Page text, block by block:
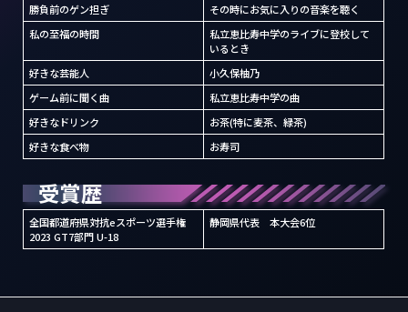
勝負前のゲン担ぎ
その時にお気に入りの音楽を聴く
私の至福の時間
私立恵比寿中学のライブに登校して
いるとき
好きな芸能人
小久保柚乃
ゲーム前に聞く曲
私立恵比寿中学の曲
好きなドリンク
お茶(特に麦茶、緑茶)
好きな食べ物
お寿司
受賞歴
全国都道府県対抗eスポーツ選手権
2023 GT7部門 U-18
静岡県代表 本大会6位